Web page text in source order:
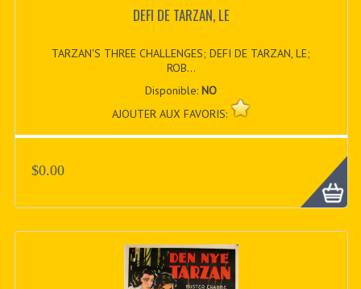
DEFI DE TARZAN, LE
TARZAN'S THREE CHALLENGES; DEFI DE TARZAN, LE;
ROB...
Disponible:NO
AJOUTER AUX FAVORIS:
$0.00